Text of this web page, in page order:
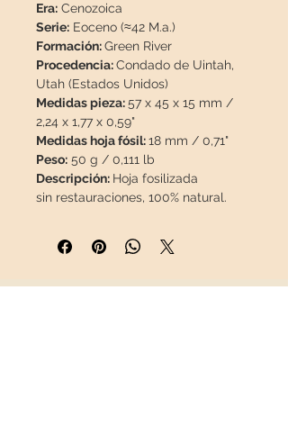
Era: Cenozoica
Serie: Eoceno (≈42 M.a.)
Formación:Green River
Procedencia:Condado de Uintah,
Utah (Estados Unidos)
Medidas pieza:57 x 45 x 15 mm /
2,24 x 1,77 x 0,59"
Medidas hoja fósil:18 mm / 0,71"
Peso: 50 g / 0,111 lb
Descripción: Hoja fosilizada
sin restauraciones, 100% natural.
Esta pieza viajará en un paquete
aseguradopara que llegue en